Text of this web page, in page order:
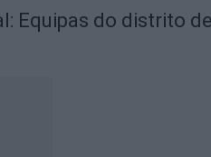
Equipas do distrito